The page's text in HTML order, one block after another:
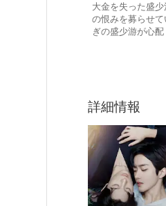
大金を失った盛
の恨みを募らせ
ぎの盛少游が心
詳細情報